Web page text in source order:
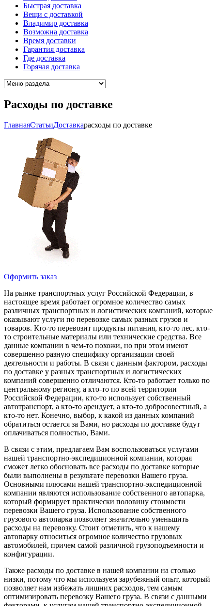
Быстрая доставка
Вещи с доставкой
Владимир доставка
Возможна доставка
Время доставки
Гарантия доставка
Где доставка
Горячая доставка
Расходы по доставке
ГлавнаяCтатьиДоставкарасходы по доставке
Оформить заказ
На рынке транспортных услуг Российской Федерации, в
настоящее время работает огромное количество самых
различных транспортных и логистических компаний, которые
оказывают услуги по перевозке самых разных грузов и
товаров. Кто-то перевозит продукты питания, кто-то лес, кто-
то строительные материалы или технические средства. Все
данные компании в чем-то похожи, но при этом имеют
совершенно разную специфику организации своей
деятельности и работы. В связи с данным фактором, расходы
по доставке у разных транспортных и логистических
компаний совершенно отличаются. Кто-то работает только по
центральному региону, а кто-то по всей территории
Российской Федерации, кто-то использует собственный
автотранспорт, а кто-то арендует, а кто-то добросовестный, а
кто-то нет. Конечно, выбор, к какой из данных компаний
обратиться остается за Вами, но расходы по доставке будут
оплачиваться полностью, Вами.
В связи с этим, предлагаем Вам воспользоваться услугами
нашей транспортно-экспедиционной компании, которая
сможет легко обосновать все расходы по доставке которые
были выполнены в результате перевозки Вашего груза.
Основными плюсами нашей транспортно-экспедиционной
компании являются использование собственного автопарка,
который формирует практически половину стоимости
перевозки Вашего груза. Использование собственного
грузового автопарка позволяет значительно уменьшить
расходы на перевозку. Стоит отметить, что к нашему
автопарку относиться огромное количество грузовых
автомобилей, причем самой различной грузоподъемности и
конфигурации.
Также расходы по доставке в нашей компании на столько
низки, потому что мы используем зарубежный опыт, который
позволяет нам избежать лишних расходов, тем самым
оптимизировать перевозку Вашего груза. В связи с данными